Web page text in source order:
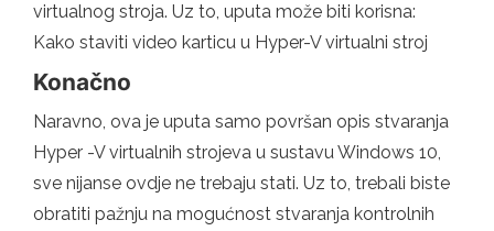
virtualnog stroja. Uz to, uputa može biti korisna:
Kako staviti video karticu u Hyper-V virtualni stroj
Konačno
Naravno, ova je uputa samo površan opis stvaranja
Hyper -V virtualnih strojeva u sustavu Windows 10,
sve nijanse ovdje ne trebaju stati. Uz to, trebali biste
obratiti pažnju na mogućnost stvaranja kontrolnih